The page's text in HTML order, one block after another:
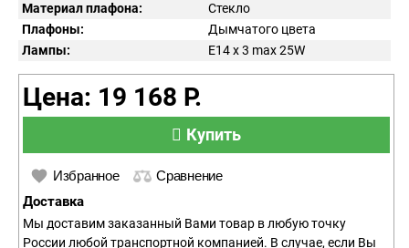
Материал плафона:
Стекло
Плафоны:
Дымчатого цвета
Лампы:
Е14 x 3 max 25W
Цена: 19 168 Р.
Купить
Избранное Сравнение
Доставка
Мы доставим заказанный Вами товар в любую точку
России любой транспортной компанией. В случае, если Вы